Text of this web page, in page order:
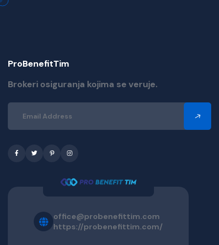
ProBenefitTim
Brokeri osiguranja kojima se veruje.
office@probenefittim.com
https://probenefittim.com/